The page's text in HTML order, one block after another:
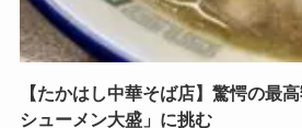
【たかはし中華そば店】驚愕の最
シューメン大盛」に挑む